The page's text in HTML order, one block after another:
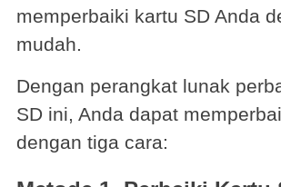
memperbaiki kartu SD Anda
mudah.
Dengan perangkat lunak
SD ini, Anda dapat
dengan tiga cara: